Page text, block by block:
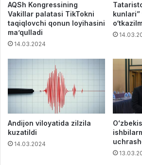
AQSh Kongressining
Vakillar palatasi TikTokni
taqiqlovchi qonun loyihasini
ma’qulladi
14.03.2024
Andijon viloyatida zilzila
kuzatildi
14.03.2024